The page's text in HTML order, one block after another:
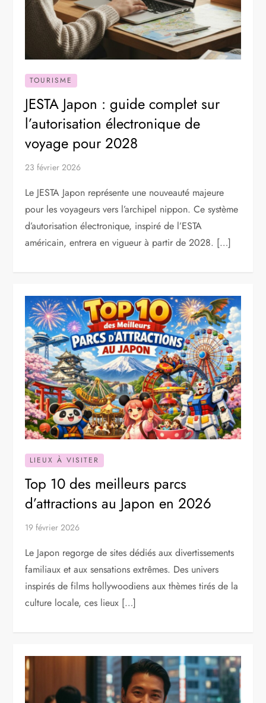
TOURISME
JESTA Japon : guide complet sur
l’autorisation électronique de
voyage pour 2028
23 février 2026
Le JESTA Japon représente une nouveauté majeure
pour les voyageurs vers l’archipel nippon. Ce système
d’autorisation électronique, inspiré de l’ESTA
américain, entrera en vigueur à partir de 2028. […]
LIEUX À VISITER
Top 10 des meilleurs parcs
d’attractions au Japon en 2026
19 février 2026
Le Japon regorge de sites dédiés aux divertissements
familiaux et aux sensations extrêmes. Des univers
inspirés de films hollywoodiens aux thèmes tirés de la
culture locale, ces lieux […]